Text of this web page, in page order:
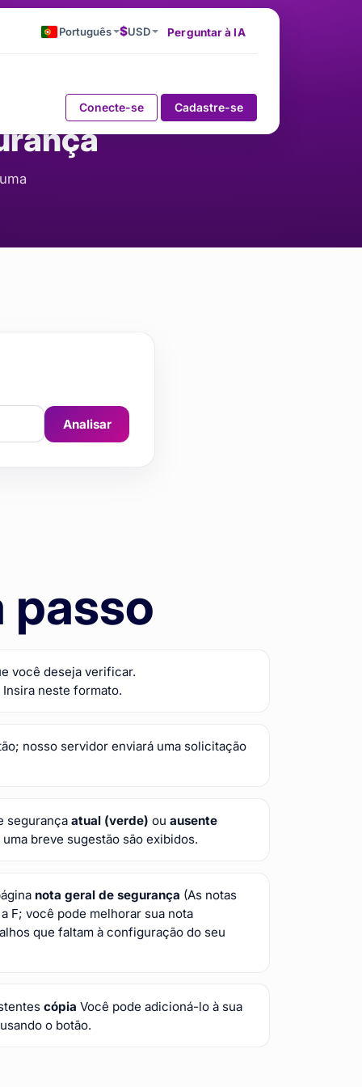
Português $USD Perguntar à IA
Conecte-se Cadastre-se
Analisar
passo
você deseja verificar.
Insira neste formato.
nosso servidor enviará uma solicitação
segurançaatual (verde) ouausente
breve sugestão são exibidos.
nota geral de segurança (As notas
F; você pode melhorar sua nota
que faltam à configuração do seu
cópia Você pode adicioná-lo à sua
o botão.